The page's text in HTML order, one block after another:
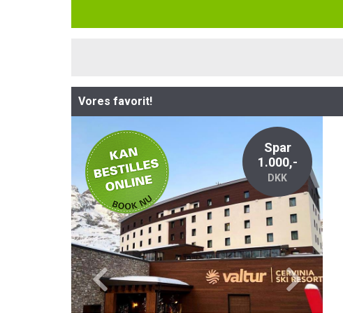
Vores favorit!
Kan bestilles
online
Spar
1.000,-
DKK